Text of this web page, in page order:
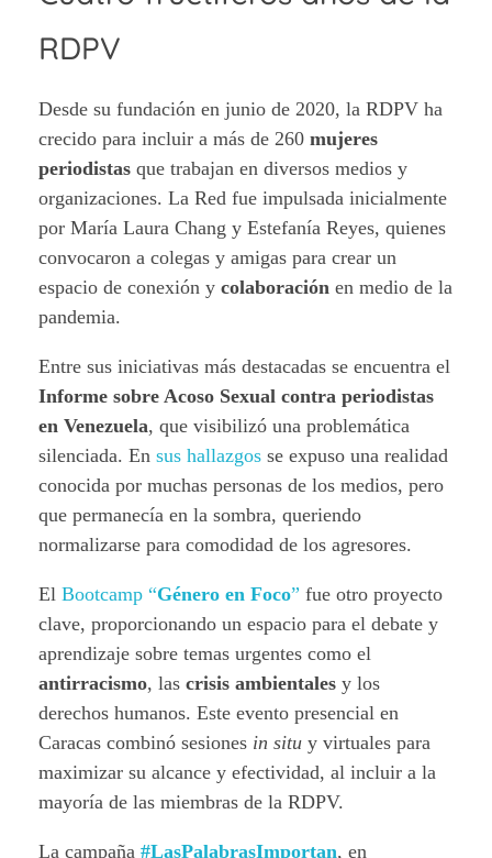
RDPV
Desde su fundación en junio de 2020, la RDPV ha
crecido para incluir a más de 260 mujeres
periodistas que trabajan en diversos medios y
organizaciones. La Red fue impulsada inicialmente
por María Laura Chang y Estefanía Reyes, quienes
convocaron a colegas y amigas para crear un
espacio de conexión y colaboración en medio de la
pandemia.
Entre sus iniciativas más destacadas se encuentra el
Informe sobre Acoso Sexual contra periodistas
en Venezuela, que visibilizó una problemática
silenciada. En sus hallazgos se expuso una realidad
conocida por muchas personas de los medios, pero
que permanecía en la sombra, queriendo
normalizarse para comodidad de los agresores.
El Bootcamp “Género en Foco” fue otro proyecto
clave, proporcionando un espacio para el debate y
aprendizaje sobre temas urgentes como el
antirracismo, las crisis ambientales y los
derechos humanos. Este evento presencial en
Caracas combinó sesiones in situ y virtuales para
maximizar su alcance y efectividad, al incluir a la
mayoría de las miembras de la RDPV.
La campaña #LasPalabrasImportan, en